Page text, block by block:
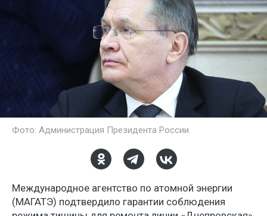
Фото: Администрация Президента России
Международное агентство по атомной энергии
(МАГАТЭ) подтвердило гарантии соблюдения